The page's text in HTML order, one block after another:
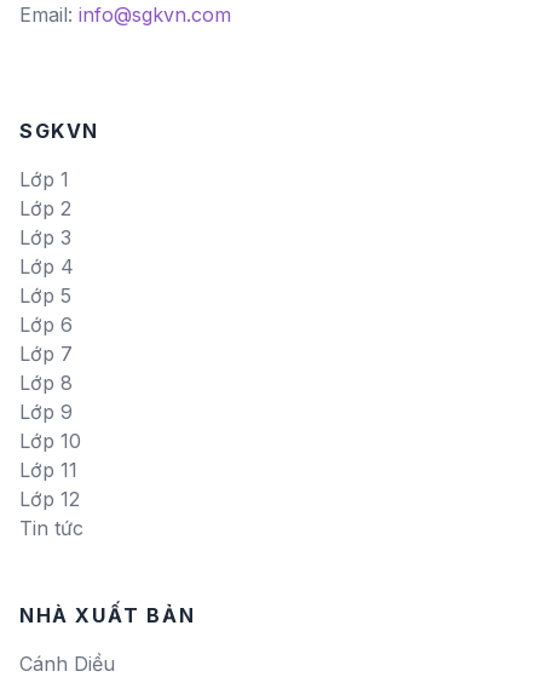
Email: info@sgkvn.com
SGKVN
Lớp 1
Lớp 2
Lớp 3
Lớp 4
Lớp 5
Lớp 6
Lớp 7
Lớp 8
Lớp 9
Lớp 10
Lớp 11
Lớp 12
Tin tức
NHÀ XUẤT BẢN
Cánh Diều